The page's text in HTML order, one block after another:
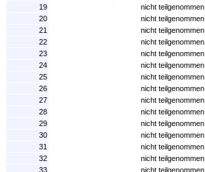
19
nicht teilgenommen
20
nicht teilgenommen
21
nicht teilgenommen
22
nicht teilgenommen
23
nicht teilgenommen
24
nicht teilgenommen
25
nicht teilgenommen
26
nicht teilgenommen
27
nicht teilgenommen
28
nicht teilgenommen
29
nicht teilgenommen
30
nicht teilgenommen
31
nicht teilgenommen
32
nicht teilgenommen
33
nicht teilgenommen